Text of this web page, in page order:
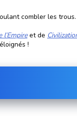
combler les trous.
l’Empireet de
!